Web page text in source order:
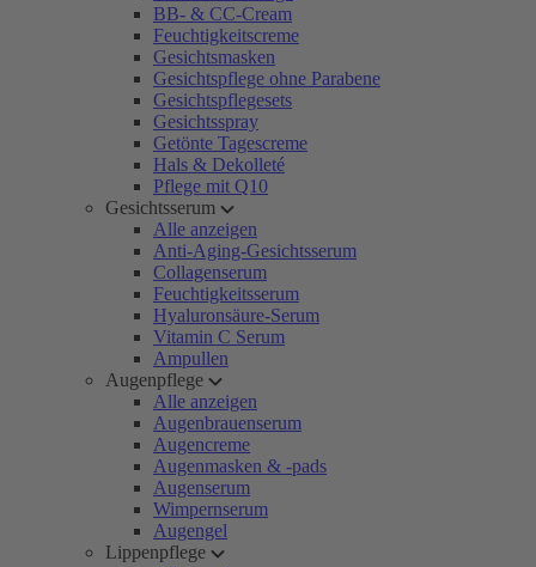
BB- & CC-Cream
Feuchtigkeitscreme
Gesichtsmasken
Gesichtspflege ohne Parabene
Gesichtspflegesets
Gesichtsspray
Getönte Tagescreme
Hals & Dekolleté
Pflege mit Q10
Gesichtsserum
Alle anzeigen
Anti-Aging-Gesichtsserum
Collagenserum
Feuchtigkeitsserum
Hyaluronsäure-Serum
Vitamin C Serum
Ampullen
Augenpflege
Alle anzeigen
Augenbrauenserum
Augencreme
Augenmasken & -pads
Augenserum
Wimpernserum
Augengel
Lippenpflege